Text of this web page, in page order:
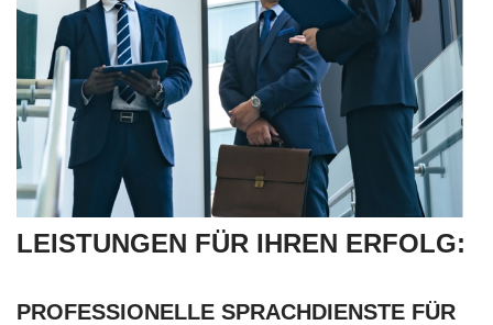
LEISTUNGEN FÜR IHREN ERFOLG:
PROFESSIONELLE SPRACHDIENSTE FÜR